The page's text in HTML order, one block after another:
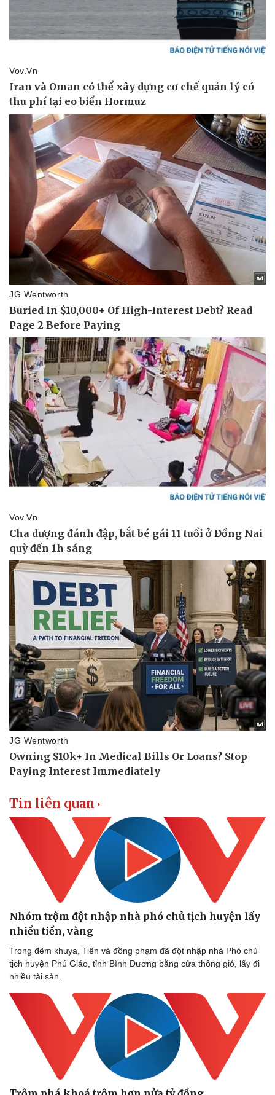
Phân tích
Thể thao
Bóng đá
Lịch thi đấu bóng đá
Thế giới thể thao
eSports
Hậu trường
Ô tô - Xe máy
Xe máy
Tư vấn
Tin liên quan
Nhóm trộm đột nhập nhà phó chủ tịch huyện lấy
nhiều tiền, vàng
Trong đêm khuya, Tiến và đồng phạm đã đột nhập nhà Phó chủ
tịch huyện Phú Giáo, tỉnh Bình Dương bằng cửa thông gió, lấy đi
nhiều tài sản.